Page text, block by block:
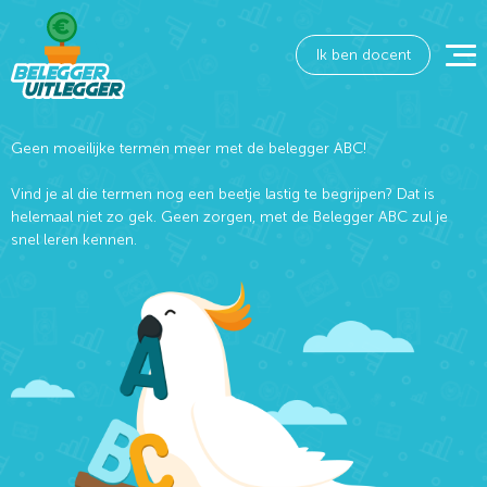
Ik ben docent
Geen moeilijke termen meer met de belegger ABC!
Vind je al die termen nog een beetje lastig te begrijpen? Dat is
helemaal niet zo gek. Geen zorgen, met de Belegger ABC zul je
snel leren kennen.
Wat wil je opzoeken?
Wil je graag de betekenis van een beleggingsterm